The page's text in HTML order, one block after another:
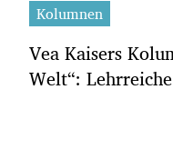
Kolumnen
Vea Kaisers
Welt“: